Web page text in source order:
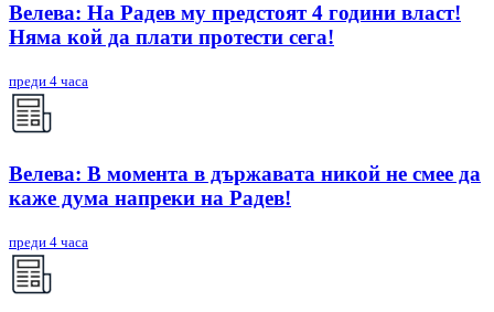
Велева: На Радев му предстоят 4 години власт!
Няма кой да плати протести сега!
преди 4 часа
Велева: В момента в държавата никой не смее да
каже дума напреки на Радев!
преди 4 часа